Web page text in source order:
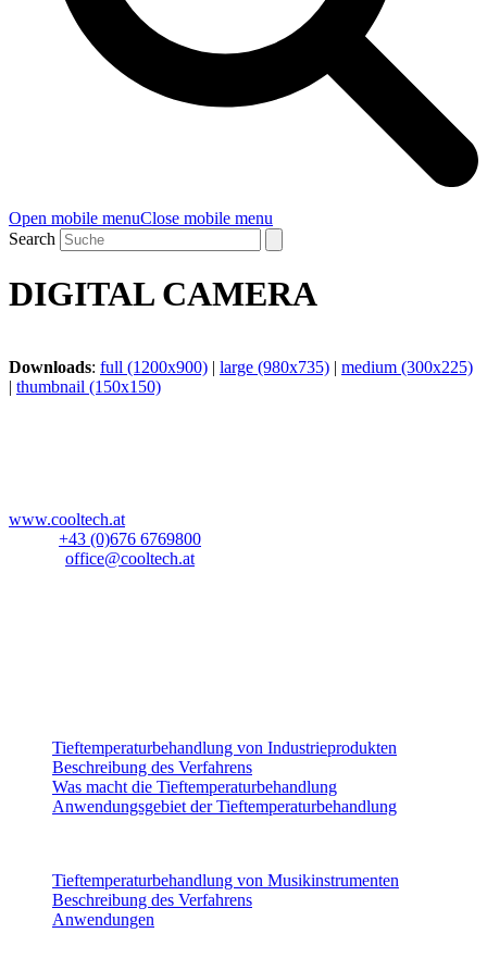
Open mobile menuClose mobile menu
Search
DIGITAL CAMERA
Downloads: full (1200x900) | large (980x735) | medium (300x225)
| thumbnail (150x150)
www.cooltech.at
+43 (0)676 6769800
office@cooltech.at
Tieftemperaturbehandlung von Industrieprodukten
Beschreibung des Verfahrens
Was macht die Tieftemperaturbehandlung
Anwendungsgebiet der Tieftemperaturbehandlung
Tieftemperaturbehandlung von Musikinstrumenten
Beschreibung des Verfahrens
Anwendungen